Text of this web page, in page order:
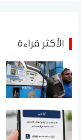
الأكثر قراءة